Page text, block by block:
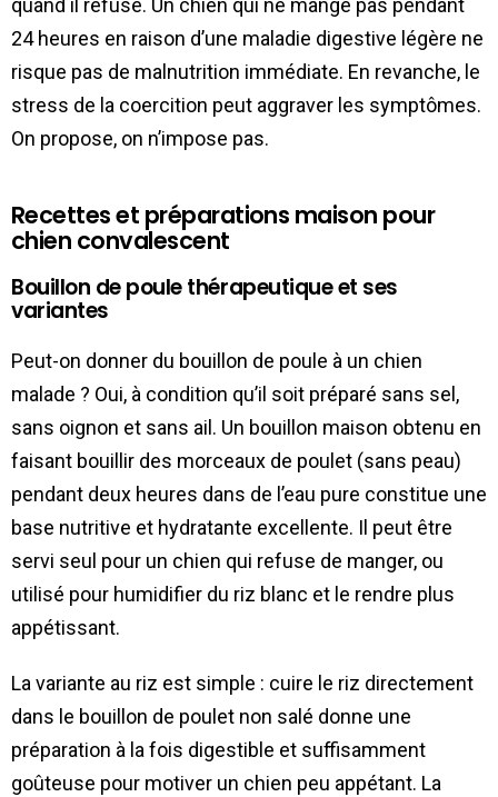
quand il refuse. Un chien qui ne mange pas pendant
24 heures en raison d’une maladie digestive légère ne
risque pas de malnutrition immédiate. En revanche, le
stress de la coercition peut aggraver les symptômes.
On propose, on n’impose pas.
Recettes et préparations maison pour
chien convalescent
Bouillon de poule thérapeutique et ses
variantes
Peut-on donner du bouillon de poule à un chien
malade ? Oui, à condition qu’il soit préparé sans sel,
sans oignon et sans ail. Un bouillon maison obtenu en
faisant bouillir des morceaux de poulet (sans peau)
pendant deux heures dans de l’eau pure constitue une
base nutritive et hydratante excellente. Il peut être
servi seul pour un chien qui refuse de manger, ou
utilisé pour humidifier du riz blanc et le rendre plus
appétissant.
La variante au riz est simple : cuire le riz directement
dans le bouillon de poulet non salé donne une
préparation à la fois digestible et suffisamment
goûteuse pour motiver un chien peu appétant. La